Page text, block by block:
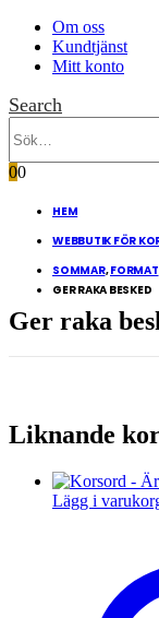
Om oss
Kundtjänst
Mitt konto
Search
00
HEM
WEBBUTIK FÖR
SOMMAR,FORMAT
GER RAKA BESKED
Ger raka
Liknande
Lägg i